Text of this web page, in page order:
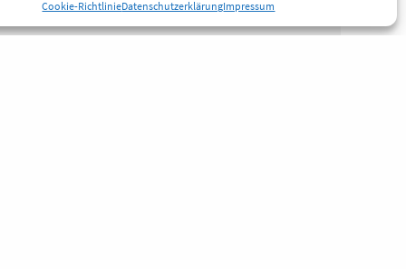
Cookie-RichtlinieDatenschutzerklärungImpressum